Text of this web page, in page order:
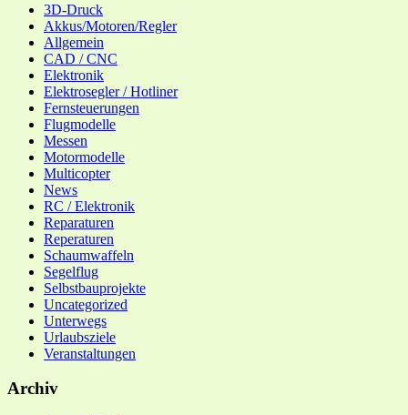
3D-Druck
Akkus/Motoren/Regler
Allgemein
CAD / CNC
Elektronik
Elektrosegler / Hotliner
Fernsteuerungen
Flugmodelle
Messen
Motormodelle
Multicopter
News
RC / Elektronik
Reparaturen
Reperaturen
Schaumwaffeln
Segelflug
Selbstbauprojekte
Uncategorized
Unterwegs
Urlaubsziele
Veranstaltungen
Archiv